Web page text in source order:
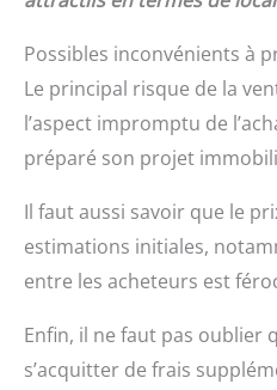
Possibles inconvénients à
Le principal risque de la
l’aspect impromptu de
préparé son projet
Il faut aussi savoir que le
estimations initiales,
entre les acheteurs est
Enfin, il ne faut pas oublier
s’acquitter de frais